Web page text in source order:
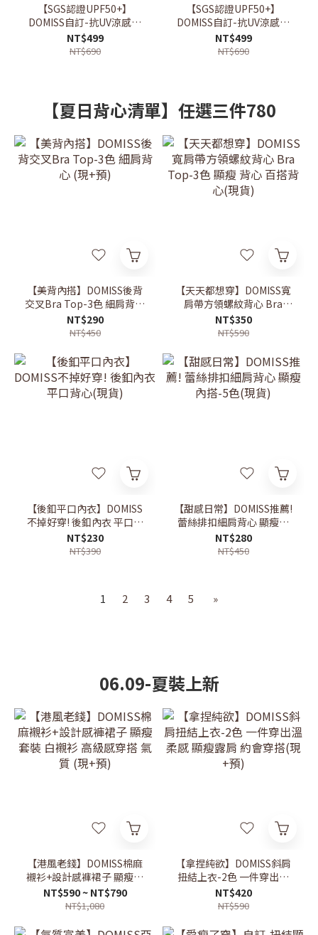
【SGS認證UPF50+】
DOMISS自訂-抗UV涼感防
曬外套 冰感透氣 輕量速乾
戶外防 曬機能外套 (現貨)
NT$499
NT$690
【SGS認證UPF50+】
DOMISS自訂-抗UV涼感防
曬外套 冰感透氣 輕量速乾
NT$499
NT$690
【夏日背心清單】任選三件780
【美背內搭】DOMISS後背
交叉Bra Top-3色 細肩背心
(現+預)
NT$290
NT$450
【天天都想穿】DOMISS寬
肩帶方領螺紋背心 Bra
Top-3色 顯瘦 背心 百搭背
心(現貨)
NT$350
NT$590
【後釦平口內衣】DOMISS
不掉好穿! 後釦內衣 平口背
心(現貨)
NT$230
NT$390
【甜感日常】DOMISS推薦!
蕾絲排扣細肩背心 顯瘦內
搭-5色(現貨)
NT$280
NT$450
1 2 3 4 5 »
06.09-夏裝上新
【港風老錢】DOMISS棉麻
襯衫+設計感褲裙子 顯瘦套
裝 白襯衫 高級感穿搭 氣質
(現+預)
NT$590 ~ NT$790
NT$1,080
【拿捏純欲】DOMISS斜肩
扭結上衣-2色 一件穿出溫
柔感 顯瘦露肩 約會穿搭(現
+預)
NT$420
NT$590